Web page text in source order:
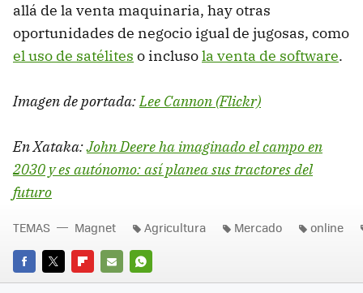
allá de la venta maquinaria, hay otras
oportunidades de negocio igual de jugosas, como
el uso de satélites o inclusola venta de software.
Imagen de portada:Lee Cannon (Flickr)
En Xataka:John Deere ha imaginado el campo en
2030 y es autónomo: así planea sus tractores del
futuro
FACEBOOK
TWITTERFLIPBOARD
E-
WHATSAPP
TEMAS Magnet Agricultura Mercado online